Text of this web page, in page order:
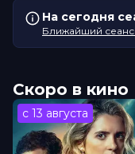
На сегодня
Ближайший сеанс
Скоро в кино
с 13 августа